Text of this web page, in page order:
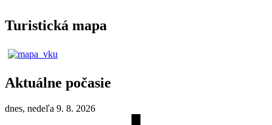
Turistická mapa
Aktuálne počasie
dnes, nedeľa 9. 8. 2026